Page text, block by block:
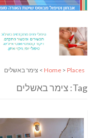
Home > Places > צימר באשלים
Tag: צימר באשלים